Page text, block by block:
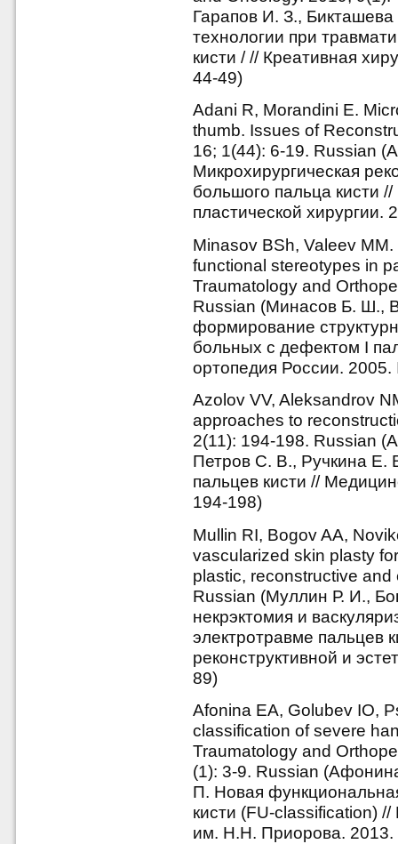
Гарапов И. З.,
технологии при
кисти / // Креативная
44-49)
Adani R, Morandini E.
thumb. Issues of
16; 1(44): 6-19. Russian
Микрохирургическая
большого пальца кисти
пластической
Minasov BSh, Valeev
functional stereotypes in
Traumatology and
Russian (Минасов Б. Ш.,
формирование
больных с дефектом I
ортопедия России.
Azolov VV, Aleksandrov
approaches to
2(11): 194-198. Russian
Петров С. В., Ручкина Е.
пальцев кисти //
194-198)
Mullin RI, Bogov AA,
vascularized skin plasty
plastic, reconstructive
Russian (Муллин Р. И.,
некрэктомия и
электротравме пальцев
реконструктивной и
89)
Afonina EA, Golubev IO,
classification of severe
Traumatology and
(1): 3-9. Russian
П. Новая
кисти (FU-classification)
им. Н.Н. Приорова.